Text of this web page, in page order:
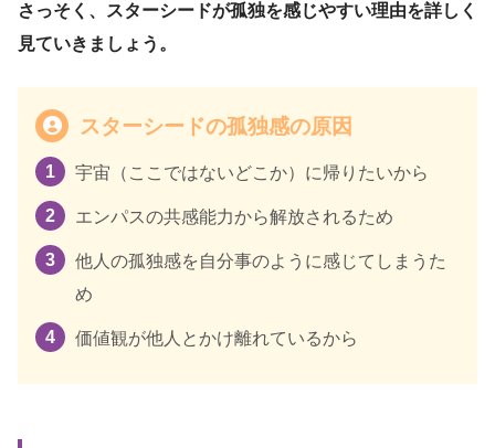
さっそく、スターシードが孤独を感じやすい理由を詳しく
見ていきましょう。
スターシードの孤独感の原因
宇宙（ここではないどこか）に帰りたいから
エンパスの共感能力から解放されるため
他人の孤独感を自分事のように感じてしまうた
め
価値観が他人とかけ離れているから